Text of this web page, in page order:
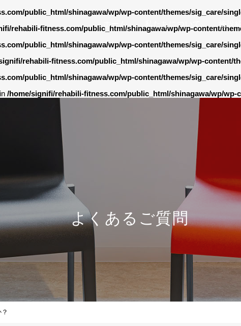
public_html/shinagawa/wp/wp-content/themes/sig_care/
rehabili-fitness.com/public_html/shinagawa/wp/wp-content/
public_html/shinagawa/wp/wp-content/themes/sig_care/
rehabili-fitness.com/public_html/shinagawa/wp/wp-content/
public_html/shinagawa/wp/wp-content/themes/sig_care/
/home/signifi/rehabili-fitness.com/public_html/shinagawa/wp/wp-
ホーム 私たちについて 施設
よくあるご質問